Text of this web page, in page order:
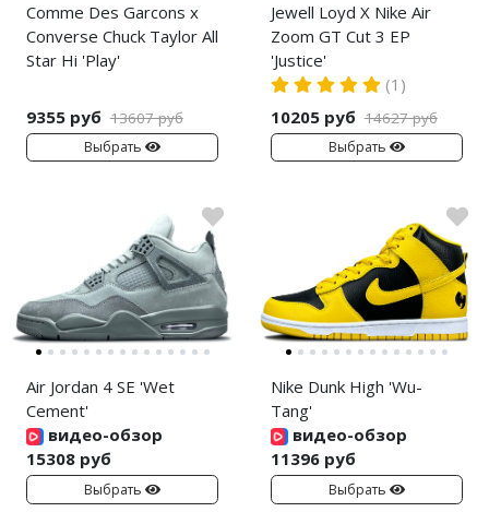
Comme Des Garcons x
Converse Chuck Taylor All
Star Hi 'Play'
9355 руб 13607 руб
Выбрать
Jewell Loyd X Nike Air
Zoom GT Cut 3 EP
'Justice'
(1)
10205 руб 14627 руб
Выбрать
Air Jordan 4 SE 'Wet
Cement'
видео-обзор
15308 руб
Выбрать
Nike Dunk High 'Wu-
Tang'
видео-обзор
11396 руб
Выбрать